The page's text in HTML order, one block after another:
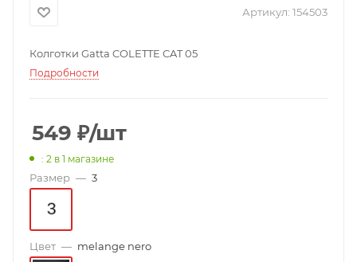
Артикул: 154503
Колготки Gatta COLETTE CAT 05
Подробности
549 ₽/шт
: 2 в 1 магазине
Размер — 3
Цвет — melange nero